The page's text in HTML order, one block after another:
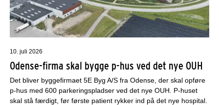
10. juli 2026
Odense-firma skal bygge p-hus ved det nye OUH
Det bliver byggefirmaet 5E Byg A/S fra Odense, der skal opføre
p-hus med 600 parkeringspladser ved det nye OUH. P-huset
skal stå færdigt, før første patient rykker ind på det nye hospital.